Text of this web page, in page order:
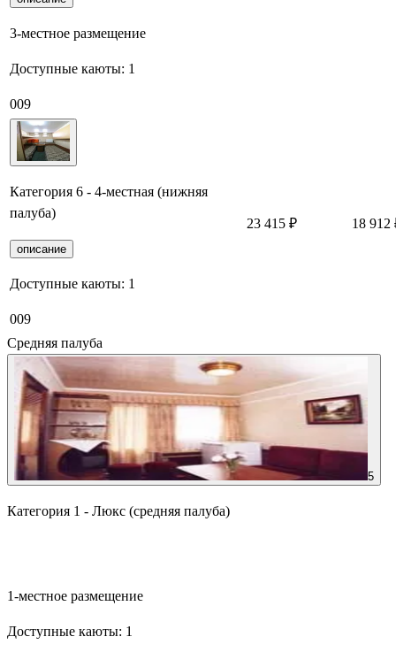
3-местное размещение
Доступные каюты: 1
009
Категория 6 - 4-местная (нижняя
палуба)
описание
Доступные каюты: 1
009
23 415 ₽ 18 912
Средняя палуба
5
Категория 1 - Люкс (средняя палуба)
1-местное размещение
Доступные каюты: 1